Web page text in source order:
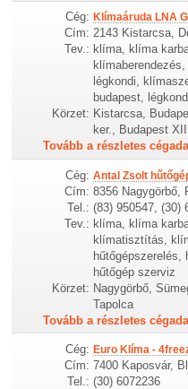
Cég: Klímaáruda LNA
Cím: 2143 Kistarcsa,
Tev.: klíma, klíma
légkondi,
budapest,
Körzet: Kistarcsa,
ker., Budapest
Tovább a részletes
Cég: Antal Zsolt
Cím: 8356 Nagygörbő,
Tel.: (83) 950547, (30)
Tev.: klíma, klíma
klímatisztítás,
hűtőgépszerelés,
hűtőgép szerviz
Körzet: Nagygörbő,
Tapolca
Tovább a részletes
Cég: Euro Klíma -
Cím: 7400 Kaposvár,
Tel.: (30) 6072236